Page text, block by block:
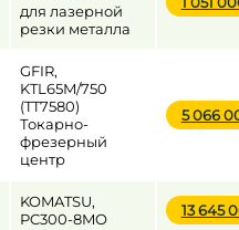
для лазерной
резки металла
GFIR,
KTL65M/750
(TT7580)
Токарно-
фрезерный
центр
5 066
KOMATSU,
PC300-8MO
13 645